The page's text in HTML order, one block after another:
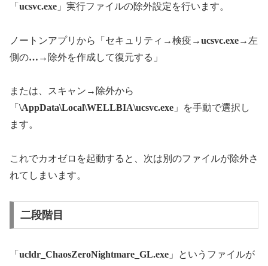
「 ucsvc.exe 」実行ファイルの除外設定を行います。
ノートンアプリから「セキュリティ→検疫→ucsvc.exe→左
側の… →除外を作成して復元する」
または、スキャン→除外から
「 \AppData\Local\WELLBIA\ucsvc.exe 」を手動で選択し
ます。
これでカオゼロを起動すると、次は別のファイルが除外さ
れてしまいます。
二段階目
「 ucldr_ChaosZeroNightmare_GL.exe 」というファイルが